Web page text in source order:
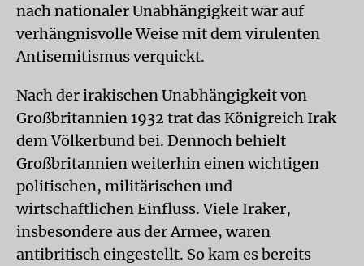
nach nationaler Unabhängigkeit war auf
verhängnisvolle Weise mit dem virulenten
Antisemitismus verquickt.
Nach der irakischen Unabhängigkeit von
Großbritannien 1932 trat das Königreich Irak
dem Völkerbund bei. Dennoch behielt
Großbritannien weiterhin einen wichtigen
politischen, militärischen und
wirtschaftlichen Einfluss. Viele Iraker,
insbesondere aus der Armee, waren
antibritisch eingestellt. So kam es bereits